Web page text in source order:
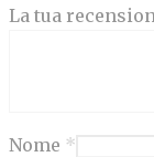
La tua
Nome *